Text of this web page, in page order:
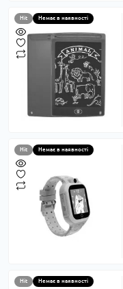
Hit Немає в наявності
Hit Немає в наявності
Hit Немає в наявності